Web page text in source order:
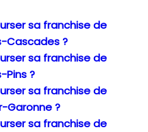
sa franchise de
Cascades ?
sa franchise de
?
sa franchise de
Garonne ?
sa franchise de